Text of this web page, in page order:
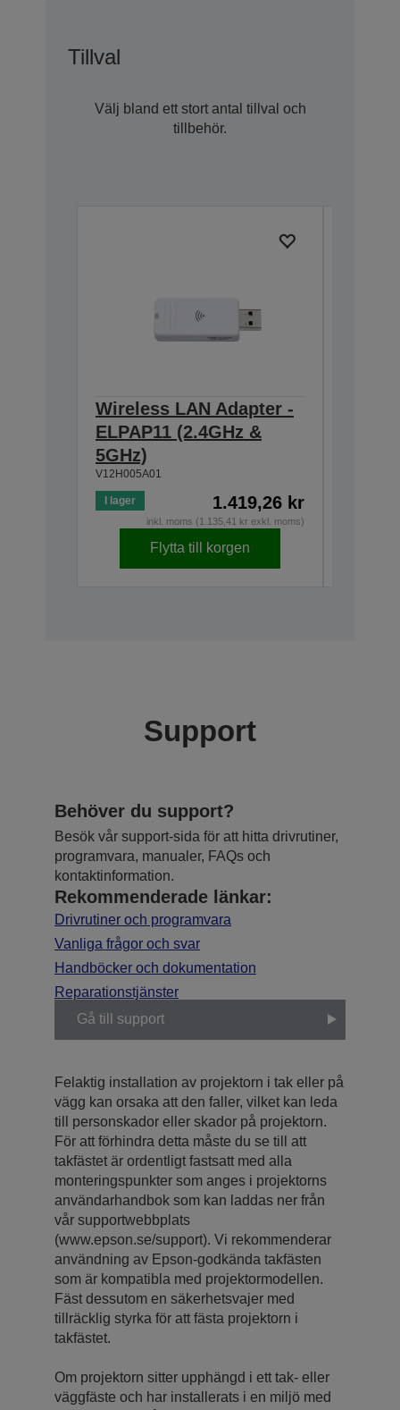
Tillval
Välj bland ett stort antal tillval och
tillbehör.
Wireless LAN Adapter -
ELPAP11 (2.4GHz &
5GHz)
V12H005A01
I lager 1.419,26 kr
inkl. moms (1.135,41 kr exkl. moms)
Flytta till korgen
Support
Behöver du support?
Besök vår support-sida för att hitta drivrutiner,
programvara, manualer, FAQs och
kontaktinformation.
Rekommenderade länkar:
Drivrutiner och programvara
Vanliga frågor och svar
Handböcker och dokumentation
Reparationstjänster
Gå till support
Felaktig installation av projektorn i tak eller på
vägg kan orsaka att den faller, vilket kan leda
till personskador eller skador på projektorn.
För att förhindra detta måste du se till att
takfästet är ordentligt fastsatt med alla
monteringspunkter som anges i projektorns
användarhandbok som kan laddas ner från
vår supportwebbplats
(www.epson.se/support). Vi rekommenderar
användning av Epson-godkända takfästen
som är kompatibla med projektormodellen.
Fäst dessutom en säkerhetsvajer med
tillräcklig styrka för att fästa projektorn i
takfästet.
Om projektorn sitter upphängd i ett tak- eller
väggfäste och har installerats i en miljö med